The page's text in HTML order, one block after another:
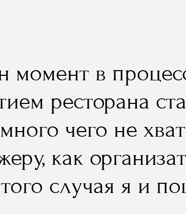
момент в
ресторана
чего не
как
случая я и